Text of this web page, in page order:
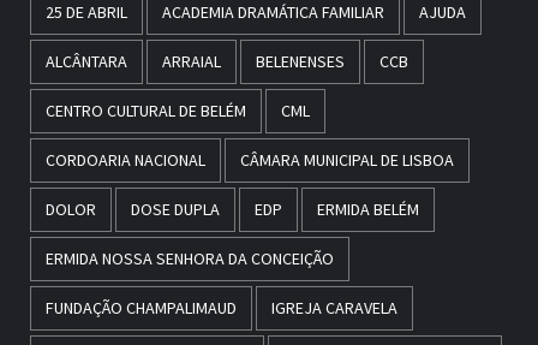
25 DE ABRIL ACADEMIA DRAMÁTICA FAMILIAR AJUDA
ALCÂNTARA ARRAIAL BELENENSES CCB
CENTRO CULTURAL DE BELÉM CML
CORDOARIA NACIONAL CÂMARA MUNICIPAL DE LISBOA
DOLOR DOSE DUPLA EDP ERMIDA BELÉM
ERMIDA NOSSA SENHORA DA CONCEIÇÃO
FUNDAÇÃO CHAMPALIMAUD IGREJA CARAVELA